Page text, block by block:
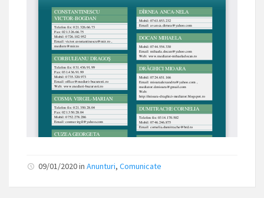
09/01/2020in Anunturi, Comunicate